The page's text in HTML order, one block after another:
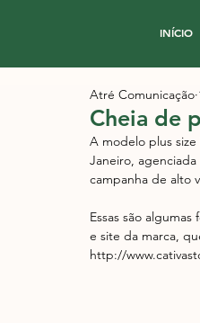
INÍCIO
Cheia de
Atré Comunicação
A modelo plus size
Janeiro,
campanha de alto
Essas são
e site da marca,
http://